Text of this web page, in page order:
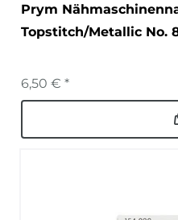
Prym
Topstitch/Metallic No.
6,50 € *